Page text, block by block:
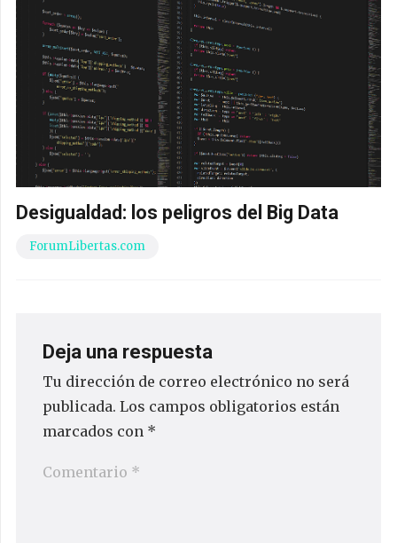
Desigualdad: los peligros del Big Data
ForumLibertas.com
Deja una respuesta
Tu dirección de correo electrónico no será
publicada. Los campos obligatorios están
marcados con *